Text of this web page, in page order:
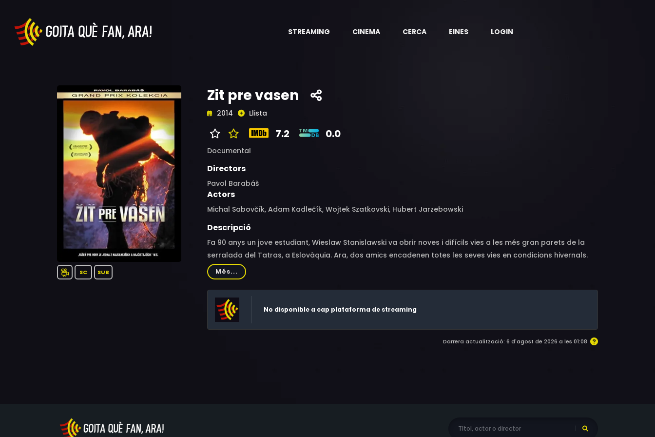
STREAMING CINEMA CERCA EINES LOGIN
SC SUB
Zit pre vasen
2014 Llista
7.2 0.0
Documental
Directors
Pavol Barabáš
Actors
Michal Sabovčík, Adam Kadlečík, Wojtek Szatkovski, Hubert Jarzebowski
Descripció
Fa 90 anys un jove estudiant, Wieslaw Stanislawski va obrir noves i difícils vies a les més gran parets de la
serralada del Tatras, a Eslovàquia. Ara, dos amics encadenen totes les seves vies en condicions hivernals.
Més...
No disponible a cap plataforma de streaming
Darrera actualització: 6 d'agost de 2026 a les 01:08